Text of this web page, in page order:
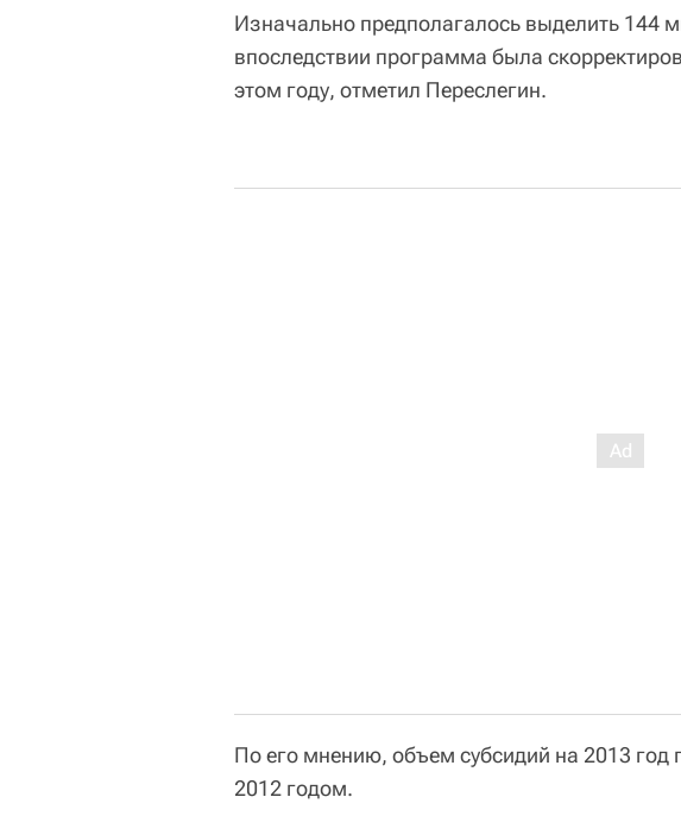
Изначально предполагалось выделить 144
впоследствии программа была
этом году, отметил Переслегин.
По его мнению, объем субсидий на 2013
2012 годом.